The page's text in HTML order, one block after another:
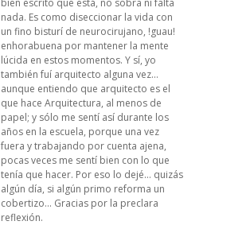
nada. Es como diseccionar la vida con
un fino bisturí de neurocirujano, !guau!
enhorabuena por mantener la mente
lúcida en estos momentos. Y sí, yo
también fuí arquitecto alguna vez…
aunque entiendo que arquitecto es el
que hace Arquitectura, al menos de
papel; y sólo me sentí así durante los
años en la escuela, porque una vez
fuera y trabajando por cuenta ajena,
pocas veces me sentí bien con lo que
tenía que hacer. Por eso lo dejé… quizás
algún día, si algún primo reforma un
cobertizo… Gracias por la preclara
reflexión.